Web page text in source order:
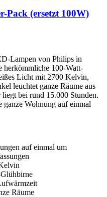
Pack (ersetzt 100W)
Lampen von Philips in
herkömmliche 100-Watt-
Licht mit 2700 Kelvin,
leuchtet ganze Räume aus
bei rund 15.000 Stunden.
ganze Wohnung auf einmal
auf einmal um
Räume